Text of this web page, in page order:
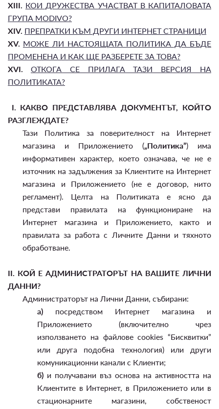
XIII. КОИ ДРУЖЕСТВА УЧАСТВАТ В КАПИТАЛОВАТА
ГРУПА MODIVO?
XIV. ПРЕПРАТКИ КЪМ ДРУГИ ИНТЕРНЕТ СТРАНИЦИ
XV. МОЖЕ ЛИ НАСТОЯЩАТА ПОЛИТИКА ДА БЪДЕ
ПРОМЕНЕНА И КАК ЩЕ РАЗБЕРЕТЕ ЗА ТОВА?
XVI.
ОТКОГА СЕ ПРИЛАГА ТАЗИ ВЕРСИЯ НА
ПОЛИТИКАТА?
I. КАКВО ПРЕДСТАВЛЯВА ДОКУМЕНТЪТ, КОЙТО
РАЗГЛЕЖДАТЕ?
Тази Политика за поверителност на Интернет
магазина и Приложението („Политика”) има
информативен характер, което означава, че не е
източник на задължения за Клиентите на Интернет
магазина и Приложението (не е договор, нито
регламент). Целта на Политиката е ясно да
представи правилата на функциониране на
Интернет магазина и Приложението, както и
правилата за работа с Личните Данни и тяхното
обработване.
II. КОЙ Е АДМИНИСТРАТОРЪТ НА ВАШИТЕ ЛИЧНИ
ДАННИ?
Администраторът на Лични Данни, събирани:
а) посредством Интернет магазина и
Приложението (включително чрез
използването на файлове cookies “Бисквитки”
или друга подобна технология) или други
комуникационни канали с Клиенти;
б) и получавани въз основа на активността на
Клиентите в Интернет, в Приложението или в
стационарните магазини, собственост